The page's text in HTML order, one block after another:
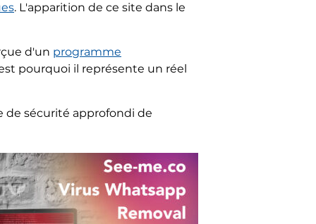
. L'apparition de ce site dans le
d'un programme
pourquoi il représente un réel
de sécurité approfondi de